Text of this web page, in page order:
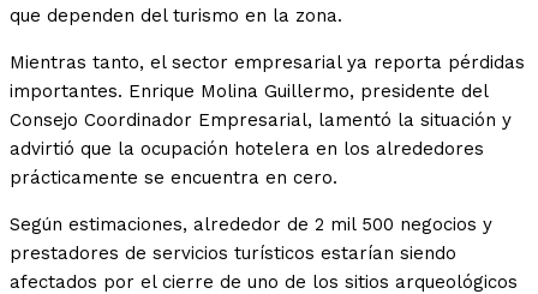
que dependen del turismo en la zona.
Mientras tanto, el sector empresarial ya reporta pérdidas
importantes. Enrique Molina Guillermo, presidente del
Consejo Coordinador Empresarial, lamentó la situación y
advirtió que la ocupación hotelera en los alrededores
prácticamente se encuentra en cero.
Según estimaciones, alrededor de 2 mil 500 negocios y
prestadores de servicios turísticos estarían siendo
afectados por el cierre de uno de los sitios arqueológicos